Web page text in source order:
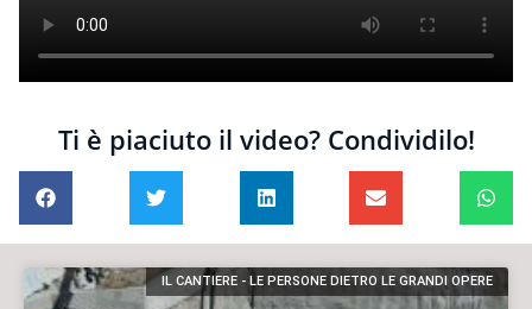
Ti è piaciuto il video? Condividilo!
IL CANTIERE - LE PERSONE DIETRO LE GRANDI OPERE